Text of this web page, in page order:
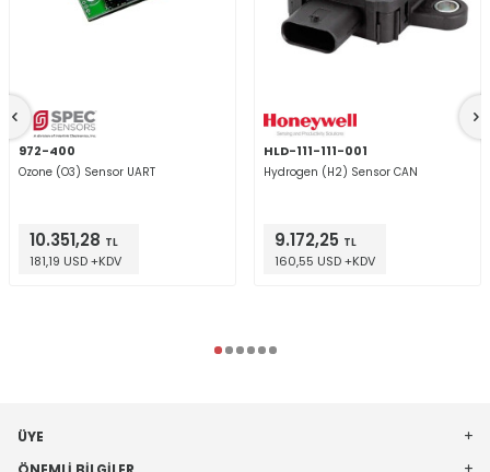
972-400
Ozone (O3) Sensor UART
10.351,28 TL
181,19 USD +KDV
HLD-111-111-001
Hydrogen (H2) Sensor CAN
9.172,25 TL
160,55 USD +KDV
ÜYE